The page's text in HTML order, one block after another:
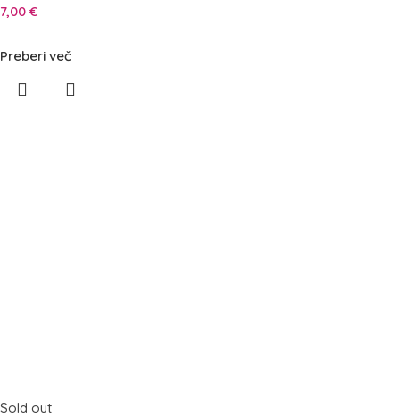
7,00 €
Preberi več
Sold out